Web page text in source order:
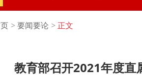
要闻要论 正文
教育部召开2021年度直